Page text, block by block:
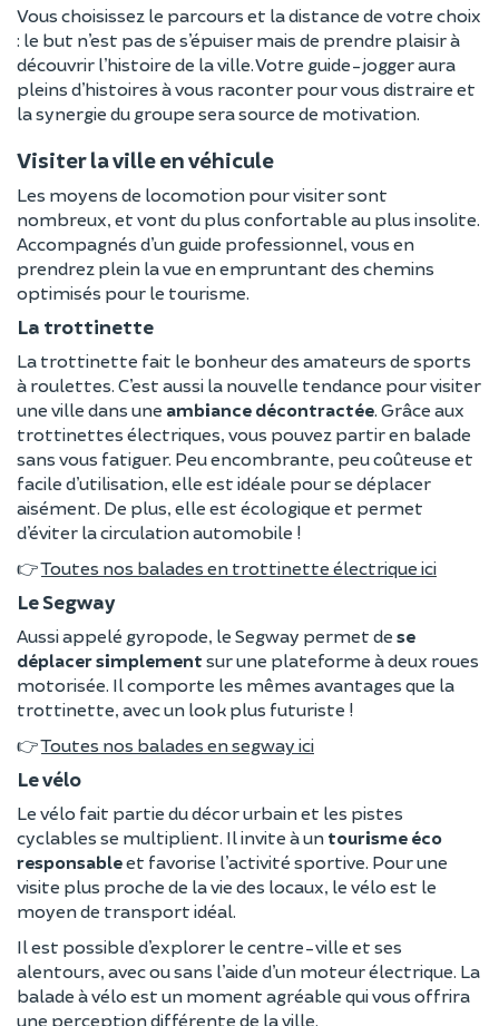
Vous choisissez le parcours et la distance de votre choix
: le but n’est pas de s’épuiser mais de prendre plaisir à
découvrir l’histoire de la ville. Votre guide-jogger aura
pleins d’histoires à vous raconter pour vous distraire et
la synergie du groupe sera source de motivation.
Visiter la ville en véhicule
Les moyens de locomotion pour visiter sont
nombreux, et vont du plus confortable au plus insolite.
Accompagnés d’un guide professionnel, vous en
prendrez plein la vue en empruntant des chemins
optimisés pour le tourisme.
La trottinette
La trottinette fait le bonheur des amateurs de sports
à roulettes. C’est aussi la nouvelle tendance pour visiter
une ville dans une ambiance décontractée . Grâce aux
trottinettes électriques, vous pouvez partir en balade
sans vous fatiguer. Peu encombrante, peu coûteuse et
facile d’utilisation, elle est idéale pour se déplacer
aisément. De plus, elle est écologique et permet
d’éviter la circulation automobile !
👉Toutes nos balades en trottinette électrique ici
Le Segway
Aussi appelé gyropode, le Segway permet de se
déplacer simplement sur une plateforme à deux roues
motorisée. Il comporte les mêmes avantages que la
trottinette, avec un look plus futuriste !
👉Toutes nos balades en segway ici
Le vélo
Le vélo fait partie du décor urbain et les pistes
cyclables se multiplient. Il invite à un tourisme éco
responsableet favorise l’activité sportive. Pour une
visite plus proche de la vie des locaux, le vélo est le
moyen de transport idéal.
Il est possible d’explorer le centre-ville et ses
alentours, avec ou sans l’aide d’un moteur électrique. La
balade à vélo est un moment agréable qui vous offrira
une perception différente de la ville.